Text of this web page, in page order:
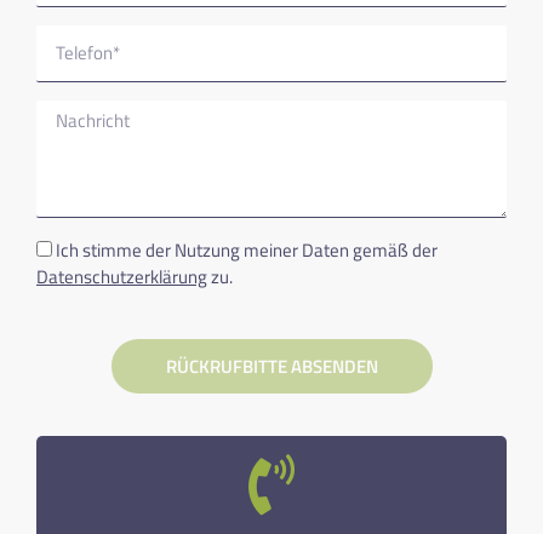
Ich stimme der Nutzung meiner Daten gemäß der
Datenschutzerklärungzu.
RÜCKRUFBITTE ABSENDEN